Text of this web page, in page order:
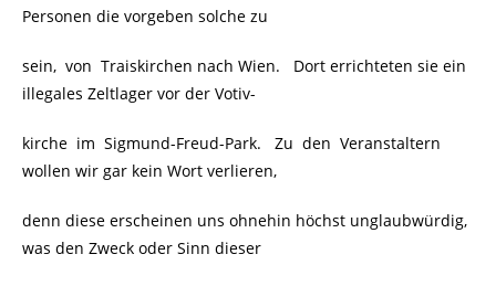
Personen die vorgeben solche zu
sein, von Traiskirchen nach Wien. Dort errichteten sie ein
illegales Zeltlager vor der Votiv-
kirche im Sigmund-Freud-Park. Zu den Veranstaltern
wollen wir gar kein Wort verlieren,
denn diese erscheinen uns ohnehin höchst unglaubwürdig,
was den Zweck oder Sinn dieser